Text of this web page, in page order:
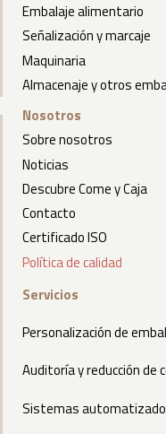
Embalaje alimentario
Señalización y marcaje
Maquinaria
Almacenaje y otros
Nosotros
Sobre nosotros
Noticias
Descubre Come y Caja
Contacto
Certificado ISO
Política de calidad
Servicios
Personalización de
Auditoría y reducción de
Sistemas